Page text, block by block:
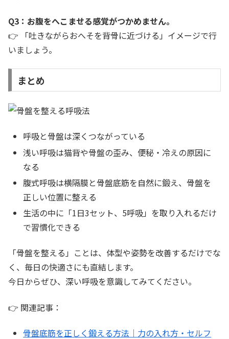
Q3：お腹をへこませる感覚がつかめません。
👉 「吐きながらおへそを背骨に近づける」イメージで行
いましょう。
まとめ
呼吸と骨盤は深くつながっている
浅い呼吸は猫背や骨盤の歪み、便秘・冷えの原因に
なる
腹式呼吸は横隔膜と骨盤底筋を自然に鍛え、骨盤を
正しい位置に整える
生活の中に「1日3セット、5呼吸」を取り入れるだけ
で習慣化できる
「骨盤を整える」ことは、体型や姿勢を改善するだけでな
く、毎日の快適さにも直結します。
今日からぜひ、深い呼吸を意識してみてください。
👉 関連記事：
骨盤底筋を正しく鍛える方法｜力の入れ方・セルフ